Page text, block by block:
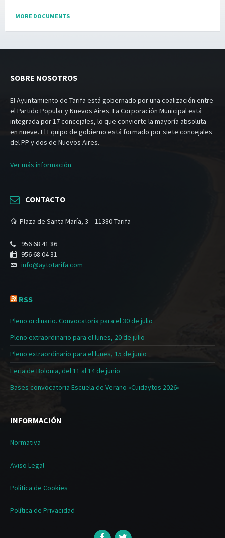
MORE DOCUMENTS
SOBRE NOSOTROS
El Ayuntamiento de Tarifa está gobernado por una coalización entre
el Partido Popular y Nuevos Aires. La Corporación Municipal está
integrada por 17 concejales, lo que convierte la mayoría absoluta
en nueve. El Equipo de gobierno está formado por siete concejales
del PP y dos de Nuevos Aires.
Ver más información.
CONTACTO
Plaza de Santa María, 3 – 11380 Tarifa
956 68 41 86
956 68 04 31
info@aytotarifa.com
RSS
Pleno ordinario. Convocatoria para el 30 de julio
Pleno extraordinario para el lunes, 20 de julio
Pleno extraordinario para el lunes, 15 de junio
Feria de Bolonia, del 11 al 14 de junio
Bases convocatoria Escuela de Verano «Cuidaytos 2026»
INFORMACIÓN
Normativa
Aviso Legal
Política de Cookies
Política de Privacidad